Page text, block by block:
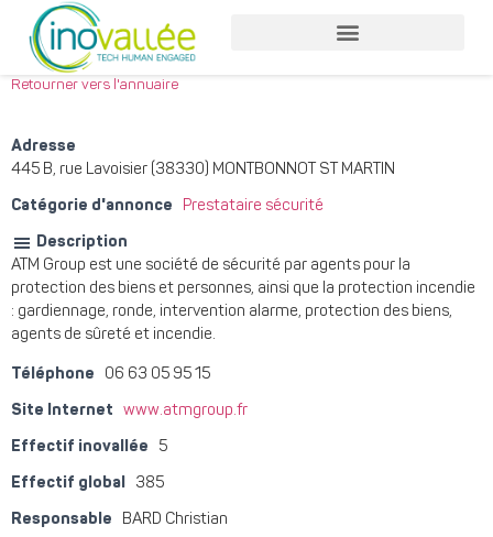
Retourner vers l'annuaire
Adresse
445 B, rue Lavoisier (38330) MONTBONNOT ST MARTIN
Catégorie d'annonce Prestataire sécurité
Description
ATM Group est une société de sécurité par agents pour la
protection des biens et personnes, ainsi que la protection incendie
: gardiennage, ronde, intervention alarme, protection des biens,
agents de sûreté et incendie.
Téléphone 06 63 05 95 15
Site Internet www.atmgroup.fr
Effectif inovallée 5
Effectif global 385
Responsable BARD Christian